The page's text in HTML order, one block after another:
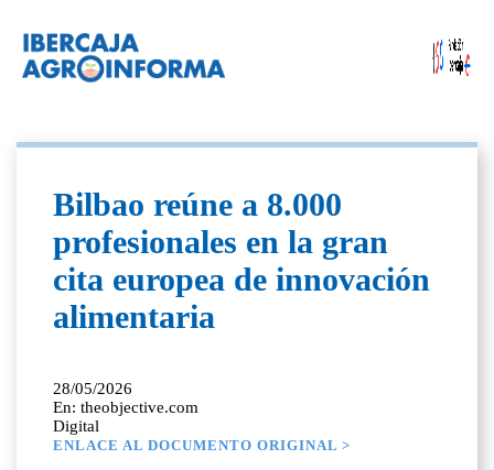
Bilbao reúne a 8.000
profesionales en la gran
cita europea de innovación
alimentaria
28/05/2026
En: theobjective.com
Digital
ENLACE AL DOCUMENTO ORIGINAL >